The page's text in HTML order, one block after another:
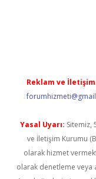
Reklam ve
Yasal Uyarı: Sitemiz,
ve İletişim Kurumu
olarak hizmet
olarak denetleme veya